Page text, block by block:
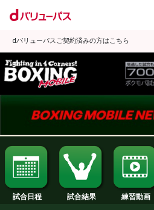
dバリューパスご契約済みの方はこちら